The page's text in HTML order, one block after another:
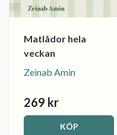
Matlådor hela
veckan
Zeinab Amin
269 kr
KÖP